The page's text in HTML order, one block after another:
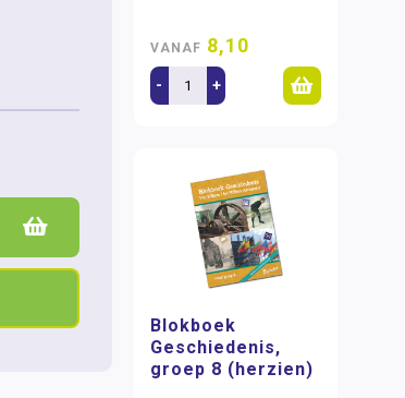
VANAF 8,10
- +
Blokboek
Geschiedenis,
groep 8 (herzien)